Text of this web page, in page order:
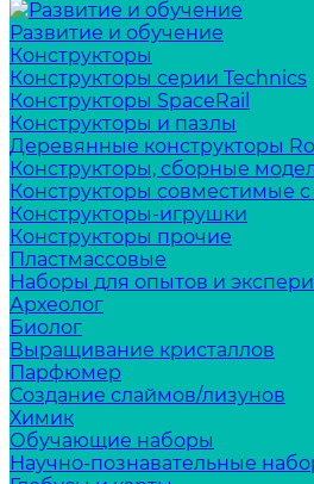
Развитие и обучение
Конструкторы
Конструкторы серии Technics
Конструкторы SpaceRail
Конструкторы и пазлы
Деревянные конструкторы
Конструкторы, сборные
Конструкторы совместимые
Конструкторы-игрушки
Конструкторы прочие
Пластмассовые
Наборы для опытов и
Археолог
Биолог
Выращивание кристаллов
Парфюмер
Создание слаймов/лизунов
Химик
Обучающие наборы
Научно-познавательные